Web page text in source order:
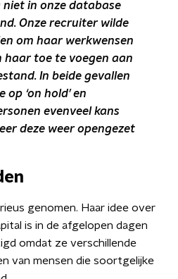
in onze database
Onze recruiter wilde
om haar werkwensen
haar toe te voegen aan
In beide gevallen
‘on hold’ en
evenveel kans
deze weer opengezet
genomen. Haar idee over
is in de afgelopen dagen
omdat ze verschillende
van mensen die soortgelijke